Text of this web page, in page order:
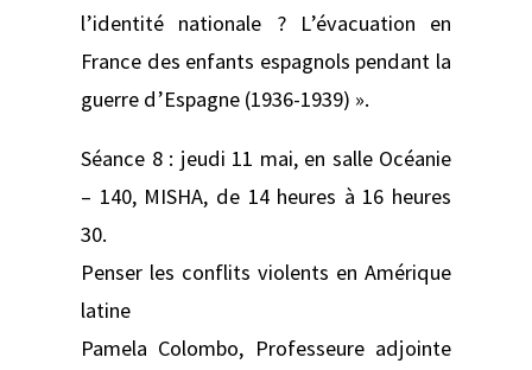
l’identité nationale ? L’évacuation en
France des enfants espagnols pendant la
guerre d’Espagne (1936-1939) ».
Séance 8 : jeudi 11 mai, en salle Océanie
– 140, MISHA, de 14 heures à 16 heures
30.
Penser les conflits violents en Amérique
latine
Pamela Colombo, Professeure adjointe